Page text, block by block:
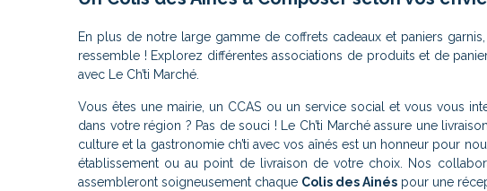
En plus de notre large gamme de coffrets cadeaux et paniers
ressemble ! Explorez différentes associations de produits et de
avec Le Ch’ti Marché.
Vous êtes une mairie, un CCAS ou un service social et vous vous
dans votre région ? Pas de souci ! Le Ch’ti Marché assure une
culture et la gastronomie ch’ti avec vos aînés est un honneur pour
établissement ou au point de livraison de votre choix. Nos
assembleront soigneusement chaque Colis des Ainés pour une